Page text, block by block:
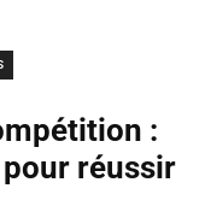
:
réussir